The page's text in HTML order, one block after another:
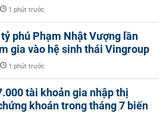
1 phút trước
phú Phạm Nhật Vượng lần
gia vào hệ sinh thái Vingroup
1 phút trước
tài khoản gia nhập thị
khoán trong tháng 7 biến